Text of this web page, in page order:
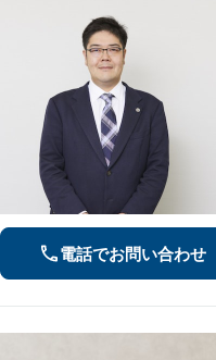
電話でお問い合わせ